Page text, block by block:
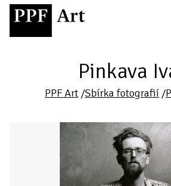
Pinkava
PPF Art /Sbírka fotografií /